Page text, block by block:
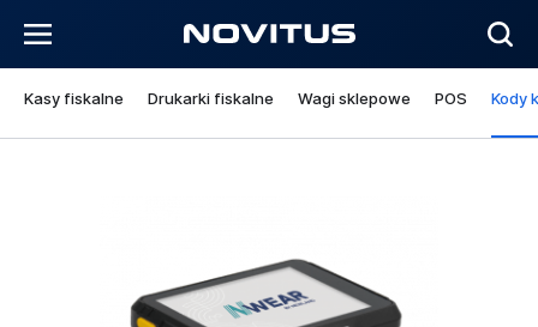
Kasy fiskalne Drukarki fiskalne Wagi sklepowe POS Kody